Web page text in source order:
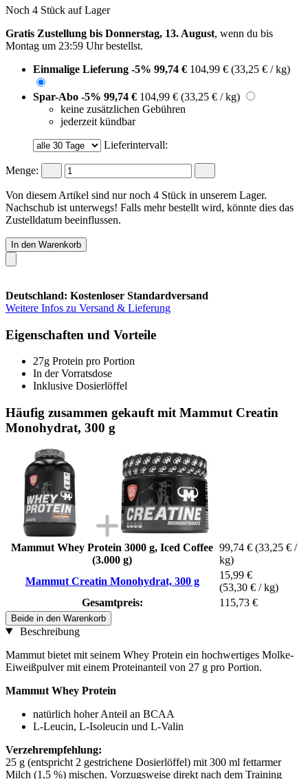
Noch 4 Stück auf Lager
Gratis Zustellung bis Donnerstag, 13. August, wenn du bis
Montag um 23:59 Uhrbestellst.
Einmalige Lieferung -5% 99,74 € 104,99 € (33,25 € / kg)
Spar-Abo -5% 99,74 € 104,99 € (33,25 € / kg)
keine zusätzlichen Gebühren
jederzeit kündbar
Lieferintervall:
Menge:
Von diesem Artikel sind nur noch 4 Stück in unserem Lager.
Nachschub ist unterwegs! Falls mehr bestellt wird, könnte dies das
Zustelldatum beeinflussen.
In den Warenkorb
Deutschland: Kostenloser Standardversand
Weitere Infos zu Versand & Lieferung
Eigenschaften und Vorteile
27g Protein pro Portion
In der Vorratsdose
Inklusive Dosierlöffel
Häufig zusammen gekauft mit Mammut Creatin
Monohydrat, 300 g
Mammut Whey Protein 3000 g, Iced Coffee
(3.000 g)
99,74 € (33,25 € /
kg)
Mammut Creatin Monohydrat, 300 g
15,99 €
(53,30 € / kg)
Gesamtpreis:
115,73 €
Beide in den Warenkorb
Beschreibung
Mammut bietet mit seinem Whey Protein ein hochwertiges Molke-
Eiweißpulver mit einem Proteinanteil von 27 g pro Portion.
Mammut Whey Protein
natürlich hoher Anteil an BCAA
L-Leucin, L-Isoleucin und L-Valin
Verzehrempfehlung:
25 g (entspricht 2 gestrichene Dosierlöffel) mit 300 ml fettarmer
Milch (1,5 %) mischen. Vorzugsweise direkt nach dem Training